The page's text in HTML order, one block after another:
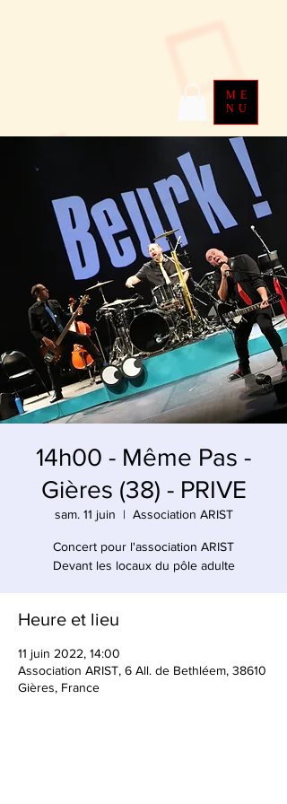
ME
NU
14h00 - Même Pas -
Gières (38) - PRIVE
sam. 11 juin
  |
Association ARIST
Concert pour l'association ARIST
Devant les locaux du pôle adulte
Heure et lieu
11 juin 2022, 14:00
Association ARIST, 6 All. de Bethléem, 38610
Gières, France